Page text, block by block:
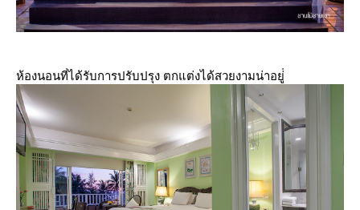
ห้องนอนที่ได้รับการปรับปรุง ตกแต่งได้สวยงามน่าอยู่่